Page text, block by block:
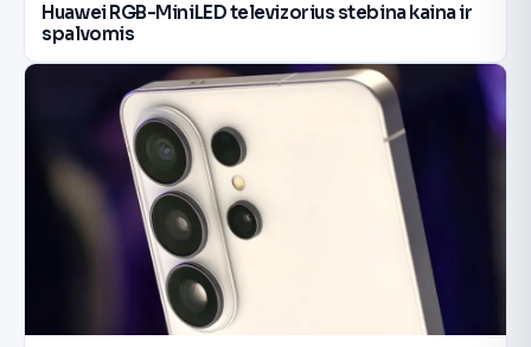
Huawei RGB-MiniLED televizorius stebina kaina ir
spalvomis